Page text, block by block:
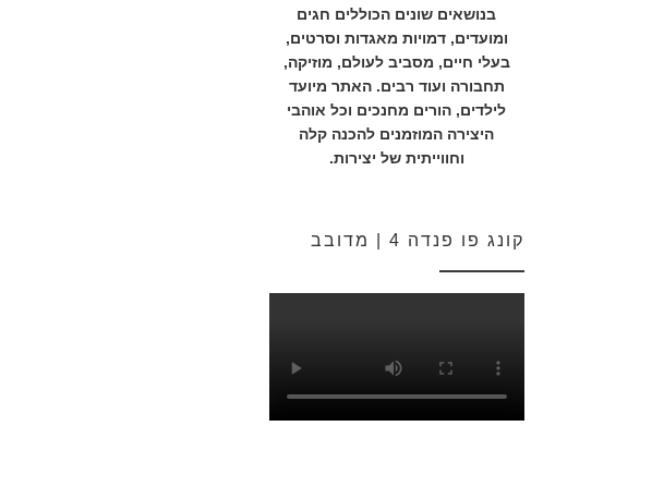
בנושאים שונים הכוללים חגים
ומועדים, דמויות מאגדות וסרטים,
בעלי חיים, מסביב לעולם, מוזיקה,
תחבורה ועוד רבים. האתר מיועד
לילדים, הורים מחנכים וכל אוהבי
היצירה המוזמנים להכנה קלה
וחווייתית של יצירות.
קונג פו פנדה 4 | מדובב